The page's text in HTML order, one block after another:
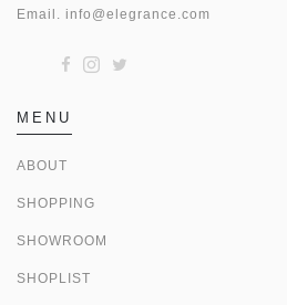
Email. info@elegrance.com
MENU
ABOUT
SHOPPING
SHOWROOM
SHOPLIST